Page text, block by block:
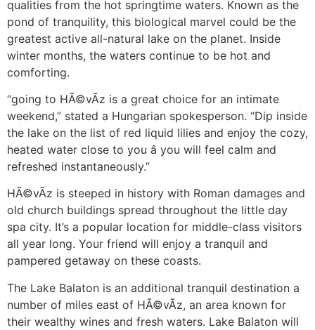
qualities from the hot springtime waters. Known as the
pond of tranquility, this biological marvel could be the
greatest active all-natural lake on the planet. Inside
winter months, the waters continue to be hot and
comforting.
“going to HÃ©vÃ­z is a great choice for an intimate
weekend,” stated a Hungarian spokesperson. “Dip inside
the lake on the list of red liquid lilies and enjoy the cozy,
heated water close to you â you will feel calm and
refreshed instantaneously.”
HÃ©vÃ­z is steeped in history with Roman damages and
old church buildings spread throughout the little day
spa city. It’s a popular location for middle-class visitors
all year long. Your friend will enjoy a tranquil and
pampered getaway on these coasts.
The Lake Balaton is an additional tranquil destination a
number of miles east of HÃ©vÃ­z, an area known for
their wealthy wines and fresh waters. Lake Balaton will